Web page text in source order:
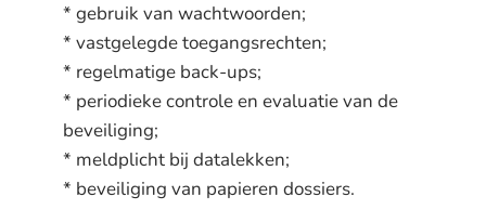
* gebruik van wachtwoorden;
* vastgelegde toegangsrechten;
* regelmatige back-ups;
* periodieke controle en evaluatie van de
beveiliging;
* meldplicht bij datalekken;
* beveiliging van papieren dossiers.